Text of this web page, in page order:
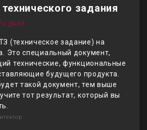
задания
дней
(техническое задание) на
Это специальный документ,
технические, функциональные
будущего продукта.
такой документ, тем выше
тот результат, который вы